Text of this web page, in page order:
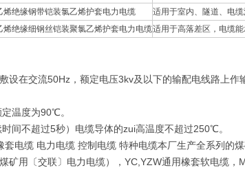
烯绝缘钢带铠装氯乙烯护套电力电缆
适用于室内、隧道、电
烯绝缘细钢丝铠装聚氯乙烯护套电力电缆适用于高落差区，电缆
设在交流50Hz，额定电压3kv及以下的输配电线路上作
温度为90℃。
间不超过5秒）电缆导体的zui高温度不超过250℃。
套电缆 电力电缆 控制电缆 特种电缆本厂生产全系列的
煤矿用〔交联〕电力电缆），YC,YZW通用橡套软电缆